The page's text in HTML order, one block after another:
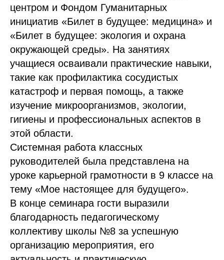
центром и Фондом Гуманитарных
инициатив «Билет в будущее: медицина» и
«Билет в будущее: экология и охрана
окружающей среды». На занятиях
учащиеся осваивали практические навыки,
такие как профилактика сосудистых
катастроф и первая помощь, а также
изучение микроорганизмов, экологии,
гигиены и профессиональных аспектов в
этой области.
Системная работа классных
руководителей была представлена на
уроке карьерной грамотности в 9 классе на
тему «Мое настоящее для будущего».
В конце семинара гости выразили
благодарность педагогическому
коллективу школы №8 за успешную
организацию мероприятия, его